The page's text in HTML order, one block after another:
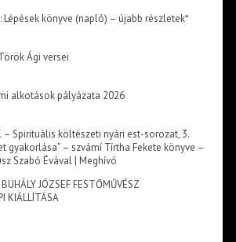
Lépések könyve (napló) – újabb részletek*
Ági versei
alkotások pályázata 2026
– Spirituális költészeti nyári est-sorozat, 3.
gyakorlása” – szvámí Tírtha Fekete könyve –
Szabó Évával | Meghívó
JÓZSEF FESTŐMŰVÉSZ
KIÁLLÍTÁSA